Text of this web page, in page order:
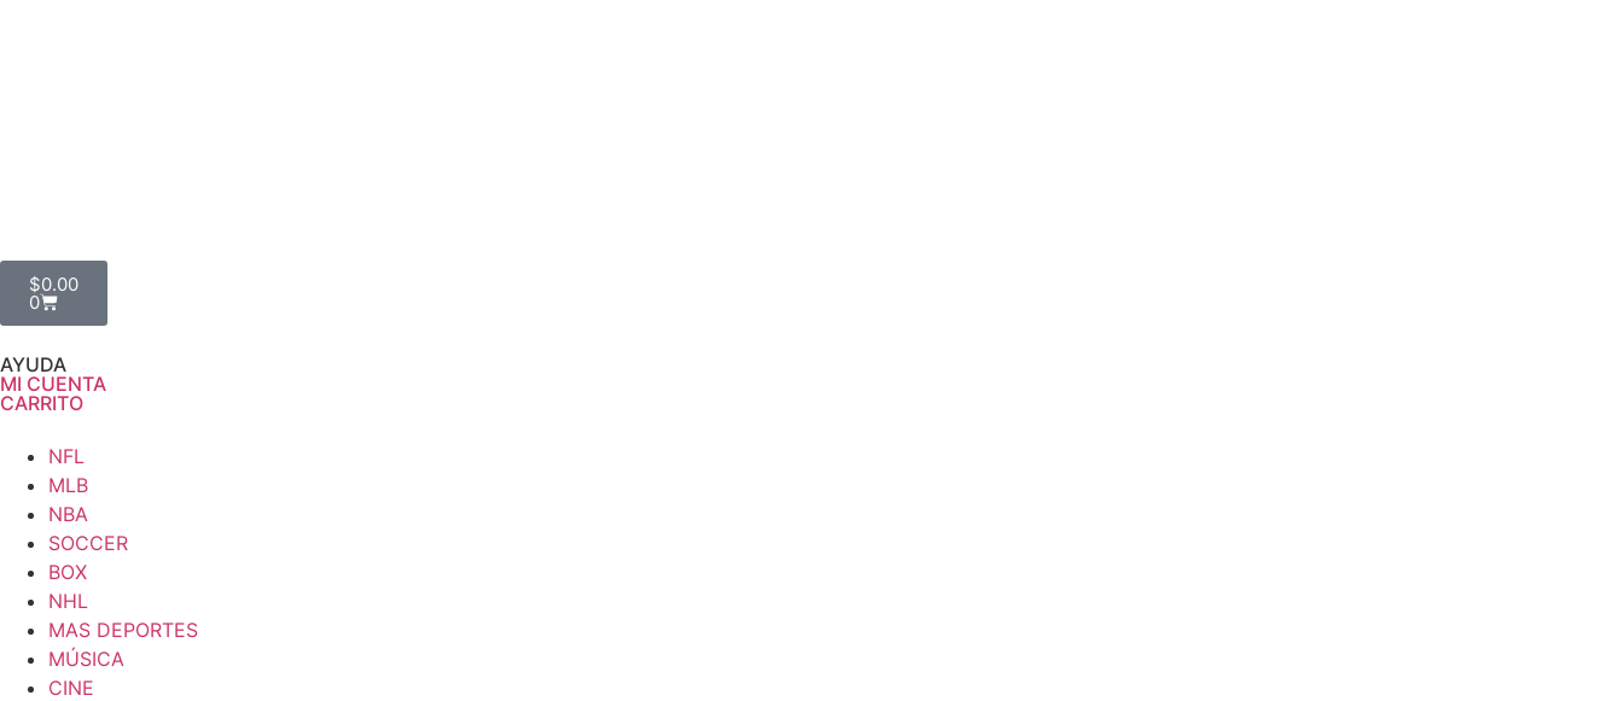
$0.00
0
AYUDA
MI CUENTA
CARRITO
NFL
MLB
NBA
SOCCER
BOX
NHL
MAS DEPORTES
MÚSICA
CINE